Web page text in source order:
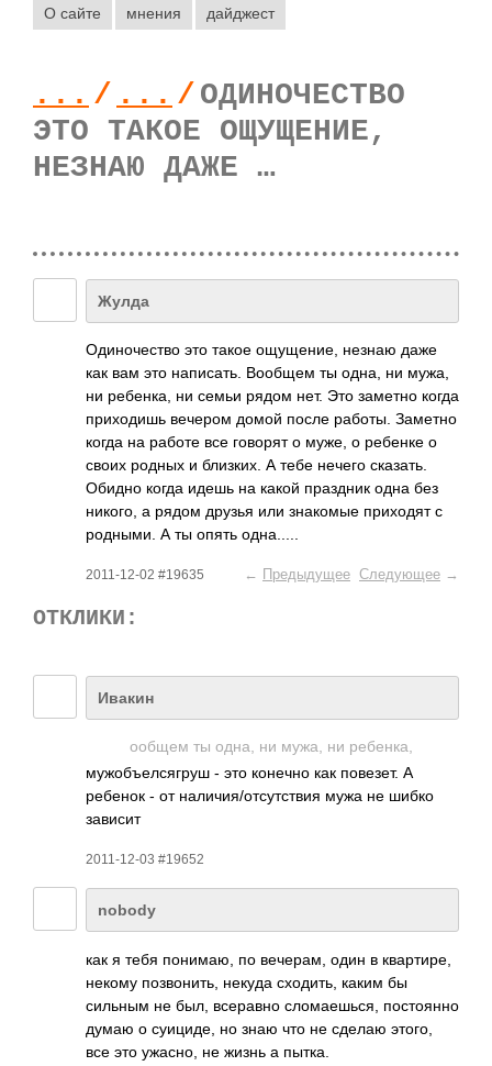
О сайте мнения дайджест
... / ... / ОДИНОЧЕСТВО
ЭТО ТАКОЕ ОЩУЩЕНИЕ,
НЕЗНАЮ ДАЖЕ …
Жулда
Один­очес­тво это такое ощущ­ение, незнаю даже
как вам это напи­сать. Вообщем ты одна, ни мужа,
ни ребе­нка, ни семьи рядом нет. Это заметно когда
прих­одишь вечером домой после работы. Заметно
когда на работе все говорят о муже, о ребенке о
своих родных и близ­ких. А тебе нечего сказ­ать.
Обидно когда идешь на какой праз­дник одна без
никого, а рядом друзья или знак­омые прих­одят с
родн­ыми. А ты опять одна­.....
2011-12-02 #19635 ← Предыдущее Следующее →
ОТКЛИКИ:
Ивакин
ообщем ты одна, ни мужа, ни ребе­нка,
мужо­бъел­сягруш - это конечно как пове­зет. А
ребенок - от нали­чия/­отсу­тствия мужа не шибко
зависит
2011-12-03 #19652
nobody
как я тебя пони­маю, по вече­рам, один в квар­тире,
некому позв­онить, некуда сход­ить, каким бы
сильным не был, всер­авно слом­аешь­ся, пост­оянно
думаю о суиц­иде, но знаю что не сделаю этого,
все это ужасно, не жизнь а пытка.